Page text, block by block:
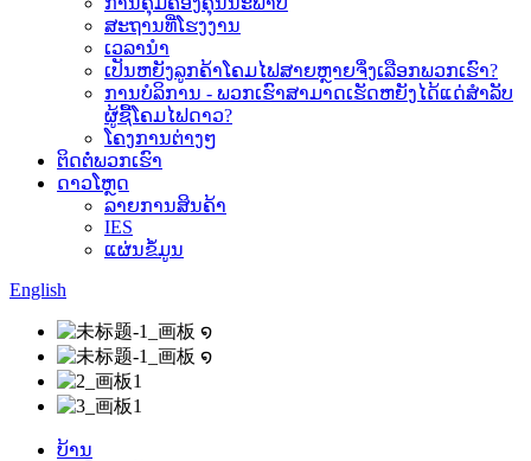
ສະຖານທີ່ໂຮງງານ
ເວລານຳ
ເປັນຫຍັງລູກຄ້າໂຄມໄຟສາຍຫຼາຍຈຶ່ງເລືອກພວກເຮົາ?
ການບໍລິການ - ພວກເຮົາສາມາດເຮັດຫຍັງໄດ້ແດ່ສຳລັບ
ຜູ້ຊື້ໂຄມໄຟດາວ?
ໂຄງການຕ່າງໆ
ຕິດຕໍ່ພວກເຮົາ
ດາວໂຫຼດ
ລາຍການສິນຄ້າ
IES
ແຜ່ນຂໍ້ມູນ
English
ບ້ານ